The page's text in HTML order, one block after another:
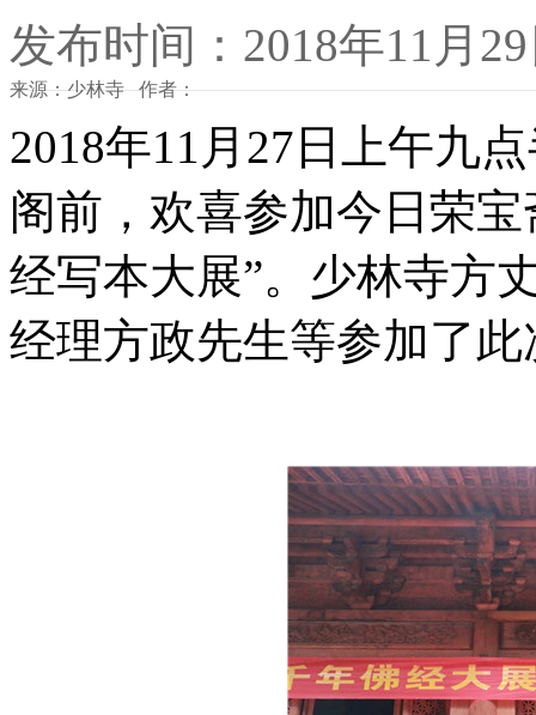
发布时间：2018年11月
来源：少林寺 作者：
2018年11月27日上午九
阁前，欢喜参加今日荣
经写本大展”。少林寺方
经理方政先生等参加了